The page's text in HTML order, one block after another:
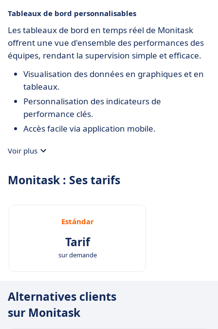
Tableaux de bord personnalisables
Les tableaux de bord en temps réel de Monitask
offrent une vue d'ensemble des performances des
équipes, rendant la supervision simple et efficace.
Visualisation des données en graphiques et en
tableaux.
Personnalisation des indicateurs de
performance clés.
Accès facile via application mobile.
Voir plus
Monitask : Ses tarifs
Estándar
Tarif
sur demande
Alternatives clients
sur Monitask